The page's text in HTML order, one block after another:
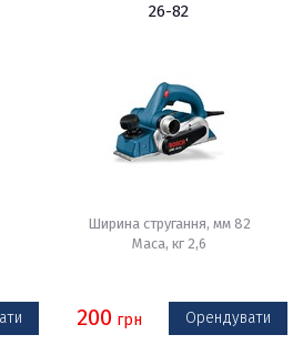
26-82
Ширина стругання, мм 82
Маса, кг 2,6
200 грн Орендувати